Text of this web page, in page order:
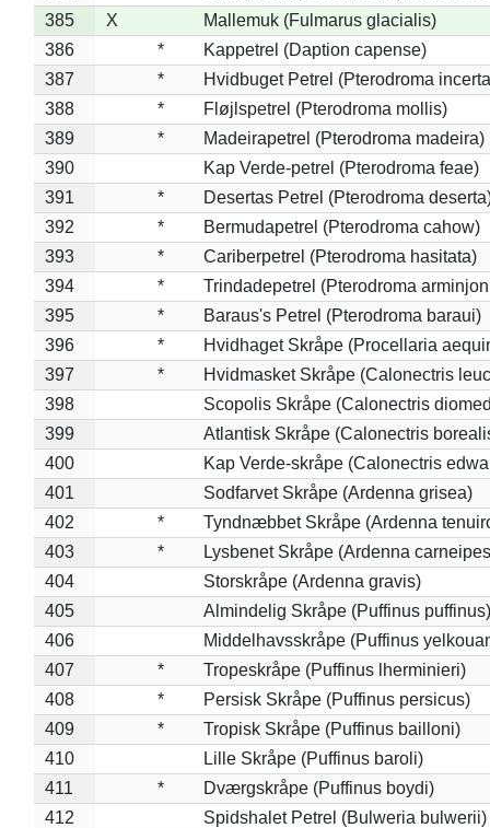
385
X
Mallemuk (Fulmarus glacialis)
386
*
Kappetrel (Daption capense)
387
*
Hvidbuget Petrel (Pterodroma
388
*
Fløjlspetrel (Pterodroma mollis)
389
*
Madeirapetrel (Pterodroma madeira)
390
Kap Verde-petrel (Pterodroma feae)
391
*
Desertas Petrel (Pterodroma
392
*
Bermudapetrel (Pterodroma cahow)
393
*
Cariberpetrel (Pterodroma hasitata)
394
*
Trindadepetrel (Pterodroma
395
*
Baraus's Petrel (Pterodroma baraui)
396
*
Hvidhaget Skråpe (Procellaria
397
*
Hvidmasket Skråpe (Calonectris
398
Scopolis Skråpe (Calonectris
399
Atlantisk Skråpe (Calonectris
400
Kap Verde-skråpe (Calonectris
401
Sodfarvet Skråpe (Ardenna grisea)
402
*
Tyndnæbbet Skråpe (Ardenna
403
*
Lysbenet Skråpe (Ardenna
404
Storskråpe (Ardenna gravis)
405
Almindelig Skråpe (Puffinus puffinus)
406
Middelhavsskråpe (Puffinus
407
*
Tropeskråpe (Puffinus lherminieri)
408
*
Persisk Skråpe (Puffinus persicus)
409
*
Tropisk Skråpe (Puffinus bailloni)
410
Lille Skråpe (Puffinus baroli)
411
*
Dværgskråpe (Puffinus boydi)
412
Spidshalet Petrel (Bulweria bulwerii)